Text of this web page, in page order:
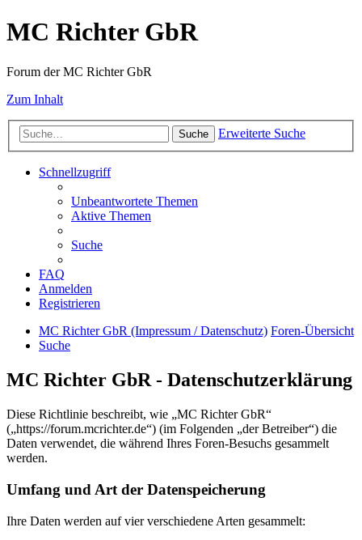
MC Richter GbR
Forum der MC Richter GbR
Zum Inhalt
Suche Erweiterte Suche
Schnellzugriff
Unbeantwortete Themen
Aktive Themen
Suche
FAQ
Anmelden
Registrieren
MC Richter GbR (Impressum / Datenschutz) Foren-Übersicht
Suche
MC Richter GbR - Datenschutzerklärung
Diese Richtlinie beschreibt, wie „MC Richter GbR“
(„https://forum.mcrichter.de“) (im Folgenden „der Betreiber“) die
Daten verwendet, die während Ihres Foren-Besuchs gesammelt
werden.
Umfang und Art der Datenspeicherung
Ihre Daten werden auf vier verschiedene Arten gesammelt: